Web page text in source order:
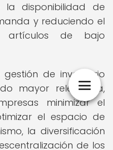
la disponibilidad de
y reduciendo el
artículos de bajo
de inventario
mayor relevancia,
minimizar el
el espacio de
la diversificación
de los